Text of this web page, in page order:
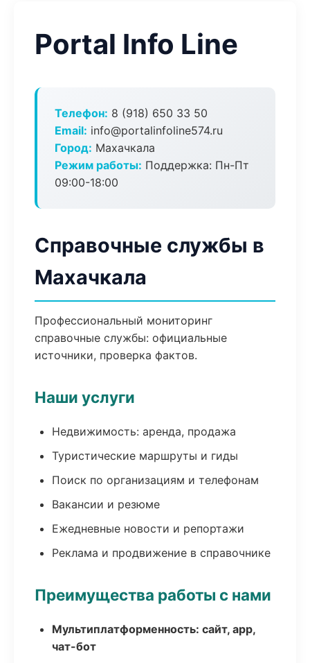
Portal Info Line
Телефон: 8 (918) 650 33 50
Email: info@portalinfoline574.ru
Город: Махачкала
Режим работы: Поддержка: Пн-Пт
09:00-18:00
Справочные службы в
Махачкала
Профессиональный мониторинг
справочные службы: официальные
источники, проверка фактов.
Наши услуги
Недвижимость: аренда, продажа
Туристические маршруты и гиды
Поиск по организациям и телефонам
Вакансии и резюме
Ежедневные новости и репортажи
Реклама и продвижение в справочнике
Преимущества работы с нами
Мультиплатформенность: сайт, app,
чат-бот